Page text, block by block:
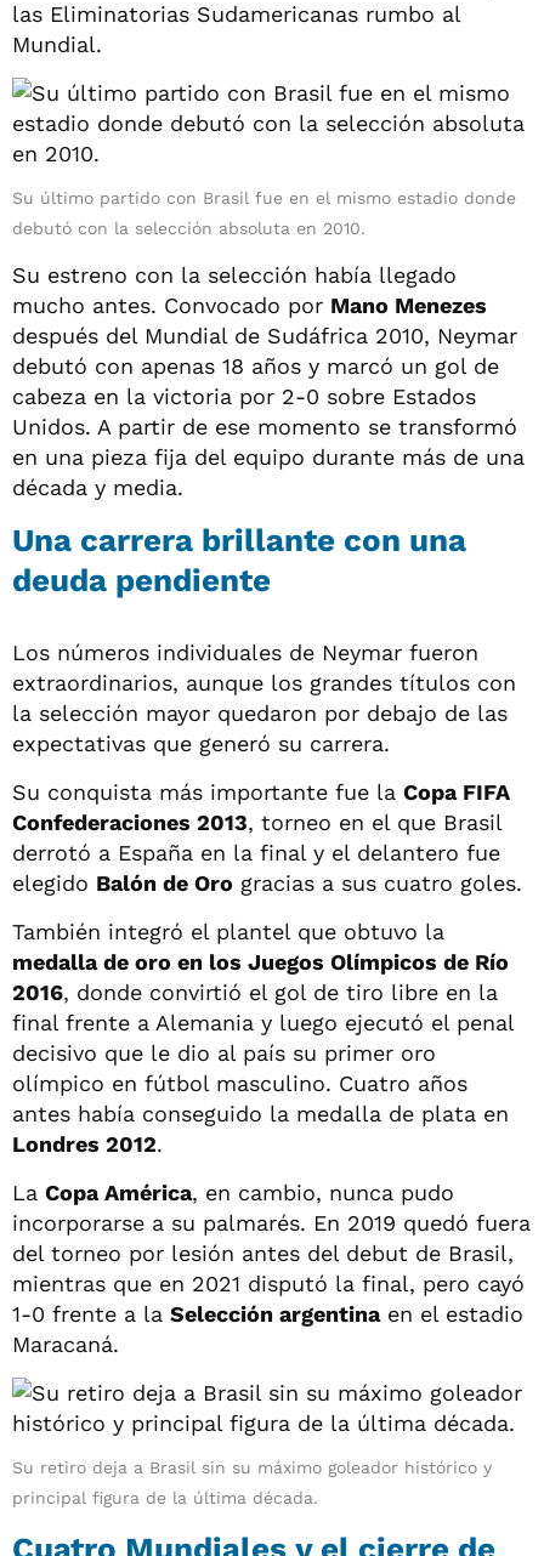
las Eliminatorias Sudamericanas rumbo al
Mundial.
Su último partido con Brasil fue en el mismo estadio donde
debutó con la selección absoluta en 2010.
Su estreno con la selección había llegado
mucho antes. Convocado por Mano Menezes
después del Mundial de Sudáfrica 2010, Neymar
debutó con apenas 18 años y marcó un gol de
cabeza en la victoria por 2-0 sobre Estados
Unidos. A partir de ese momento se transformó
en una pieza fija del equipo durante más de una
década y media.
Una carrera brillante con una
deuda pendiente
Los números individuales de Neymar fueron
extraordinarios, aunque los grandes títulos con
la selección mayor quedaron por debajo de las
expectativas que generó su carrera.
Su conquista más importante fue la Copa FIFA
Confederaciones 2013, torneo en el que Brasil
derrotó a España en la final y el delantero fue
elegido Balón de Oro gracias a sus cuatro goles.
También integró el plantel que obtuvo la
medalla de oro en los Juegos Olímpicos de Río
2016, donde convirtió el gol de tiro libre en la
final frente a Alemania y luego ejecutó el penal
decisivo que le dio al país su primer oro
olímpico en fútbol masculino. Cuatro años
antes había conseguido la medalla de plata en
Londres 2012.
La Copa América, en cambio, nunca pudo
incorporarse a su palmarés. En 2019 quedó fuera
del torneo por lesión antes del debut de Brasil,
mientras que en 2021 disputó la final, pero cayó
1-0 frente a la Selección argentinaen el estadio
Maracaná.
Su retiro deja a Brasil sin su máximo goleador histórico y
principal figura de la última década.
Cuatro Mundiales y el cierre de